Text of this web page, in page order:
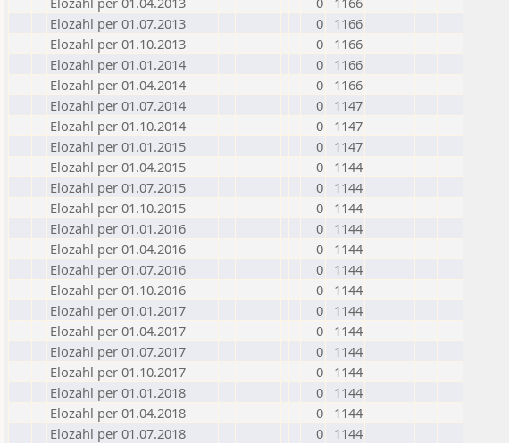
Elozahl per 01.07.2013
0
1166
Elozahl per 01.10.2013
0
1166
Elozahl per 01.01.2014
0
1166
Elozahl per 01.04.2014
0
1166
Elozahl per 01.07.2014
0
1147
Elozahl per 01.10.2014
0
1147
Elozahl per 01.01.2015
0
1147
Elozahl per 01.04.2015
0
1144
Elozahl per 01.07.2015
0
1144
Elozahl per 01.10.2015
0
1144
Elozahl per 01.01.2016
0
1144
Elozahl per 01.04.2016
0
1144
Elozahl per 01.07.2016
0
1144
Elozahl per 01.10.2016
0
1144
Elozahl per 01.01.2017
0
1144
Elozahl per 01.04.2017
0
1144
Elozahl per 01.07.2017
0
1144
Elozahl per 01.10.2017
0
1144
Elozahl per 01.01.2018
0
1144
Elozahl per 01.04.2018
0
1144
Elozahl per 01.07.2018
0
1144